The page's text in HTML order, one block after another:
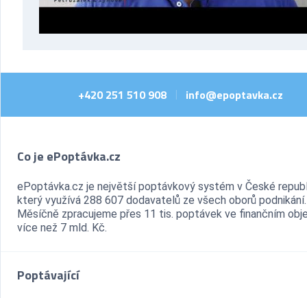
+420 251 510 908 info@epoptavka.cz
Co je ePoptávka.cz
ePoptávka.cz je největší poptávkový systém v České
který využívá 288 607 dodavatelů ze všech oborů podnikání.
Měsíčně zpracujeme přes 11 tis. poptávek ve finančním
více než 7 mld. Kč.
Poptávající